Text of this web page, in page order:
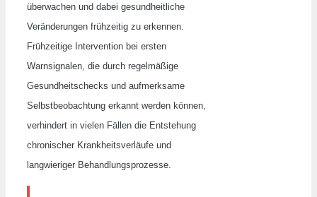
überwachen und dabei gesundheitliche
Veränderungen frühzeitig zu erkennen.
Frühzeitige Intervention bei ersten
Warnsignalen, die durch regelmäßige
Gesundheitschecks und aufmerksame
Selbstbeobachtung erkannt werden können,
verhindert in vielen Fällen die Entstehung
chronischer Krankheitsverläufe und
langwieriger Behandlungsprozesse.